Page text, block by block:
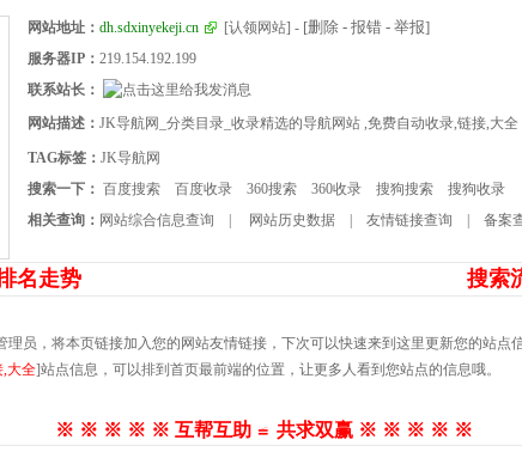
网站地址： dh.sdxinyekeji.cn [认领网站] - [删除 - 报错 - 举报]
服务器IP： 219.154.192.199
联系站长：
网站描述： JK导航网_分类目录_收录精选的导航网站 ,免费自动收录,链接,大全
TAG标签： JK导航网
搜索一下： 百度搜索 百度收录 360搜索 360收录 搜狗搜索
搜狗收录
相关查询： 网站综合信息查询 网站历史数据 友情链接查询 备案
名走势 搜索
理员，将本页链接加入您的网站友情链接，下次可以快速来到这里更新您的站点
,大全]站点信息，可以排到首页最前端的位置，让更多人看到您站点的信息哦。
※ ※ ※ ※ ※ 互帮互助 ≌ 共求双赢 ※ ※ ※ ※ ※